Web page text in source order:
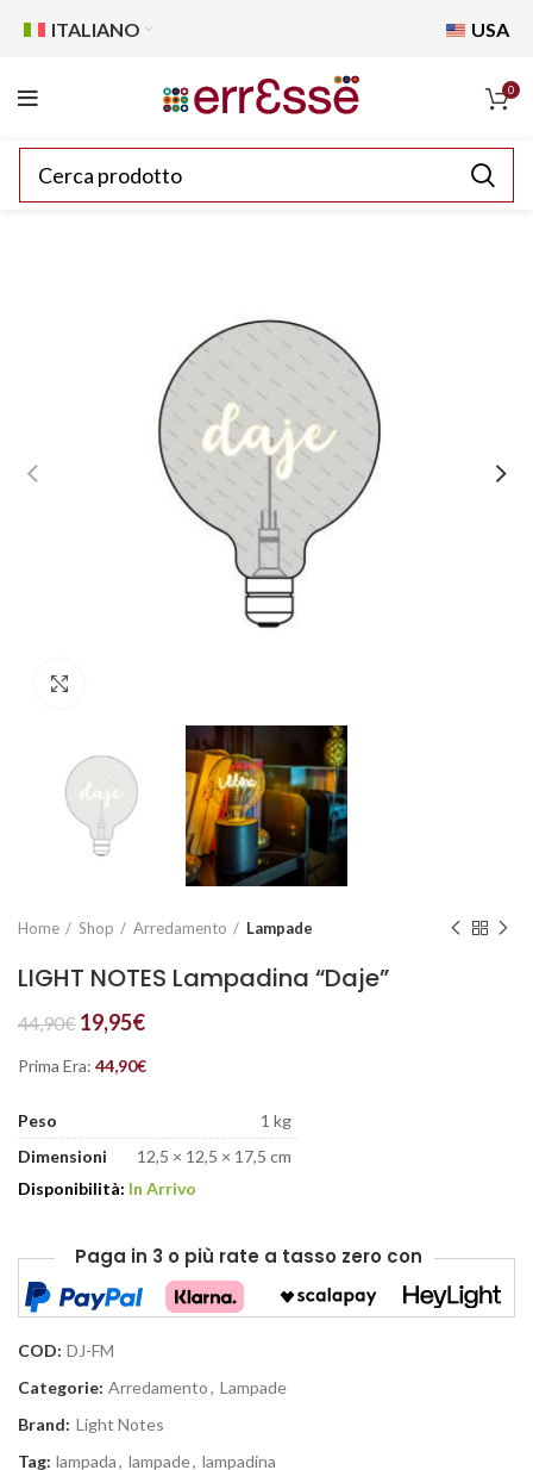
ITALIANO USA
0
Home Shop Arredamento Lampade
LIGHT NOTES Lampadina “Daje”
44,90€ 19,95€
Prima Era: 44,90€
Peso
1 kg
Dimensioni
12,5 × 12,5 × 17,5 cm
Disponibilità: In Arrivo
Paga in 3 o più rate a tasso zero con
COD: DJ-FM
Categorie: Arredamento, Lampade
Brand: Light Notes
Tag: lampada, lampade, lampadina